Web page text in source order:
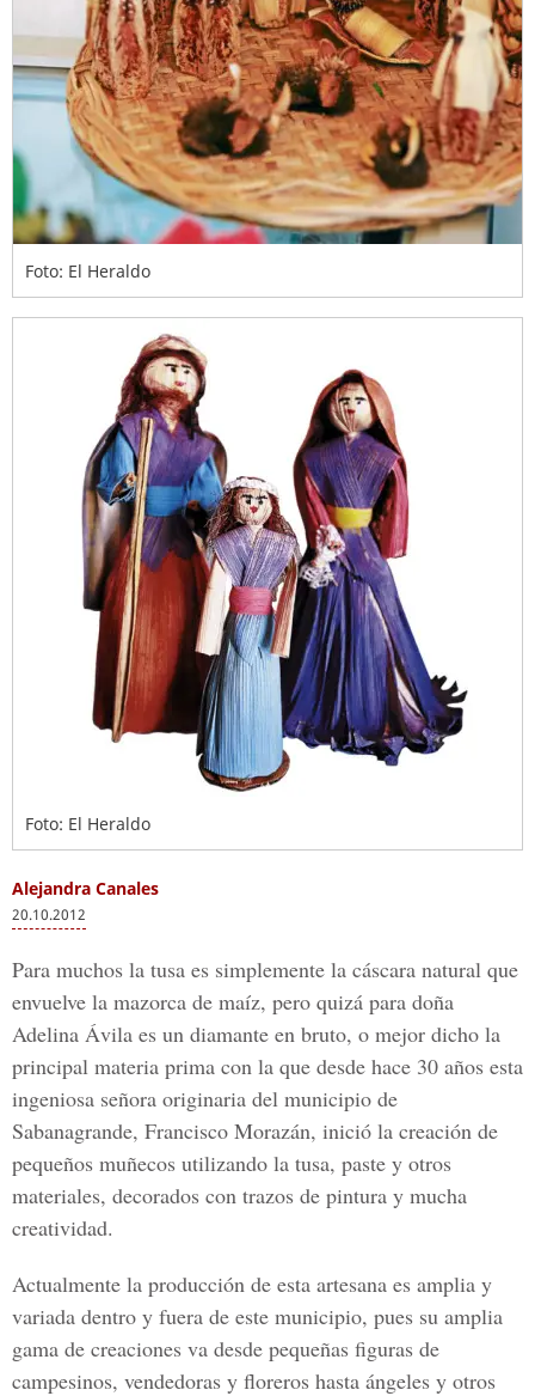
Foto: El Heraldo
Foto: El Heraldo
Alejandra Canales
20.10.2012
Para muchos la tusa es simplemente la cáscara natural que
envuelve la mazorca de maíz, pero quizá para doña
Adelina Ávila es un diamante en bruto, o mejor dicho la
principal materia prima con la que desde hace 30 años esta
ingeniosa señora originaria del municipio de
Sabanagrande, Francisco Morazán, inició la creación de
pequeños muñecos utilizando la tusa, paste y otros
materiales, decorados con trazos de pintura y mucha
creatividad.
Actualmente la producción de esta artesana es amplia y
variada dentro y fuera de este municipio, pues su amplia
gama de creaciones va desde pequeñas figuras de
campesinos, vendedoras y floreros hasta ángeles y otros